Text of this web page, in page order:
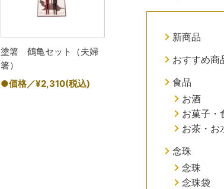
塗箸 鶴亀セット（夫婦
箸）
●価格／¥2,310(税込)
新商品
おすすめ商
食品
お酒
お菓子・
お茶・お
念珠
念珠
念珠袋